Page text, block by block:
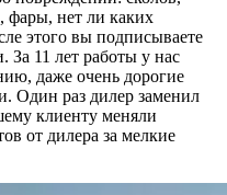
фары, нет ли каких
этого вы подписываете
За 11 лет работы у нас
даже очень дорогие
Один раз дилер заменил
клиенту меняли
от дилера за мелкие